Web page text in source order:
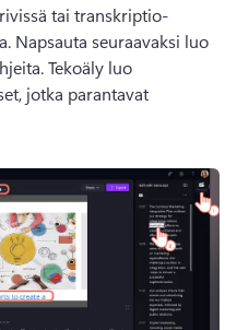
tai transkriptio-
Napsauta seuraavaksi luo
Tekoäly luo
jotka parantavat